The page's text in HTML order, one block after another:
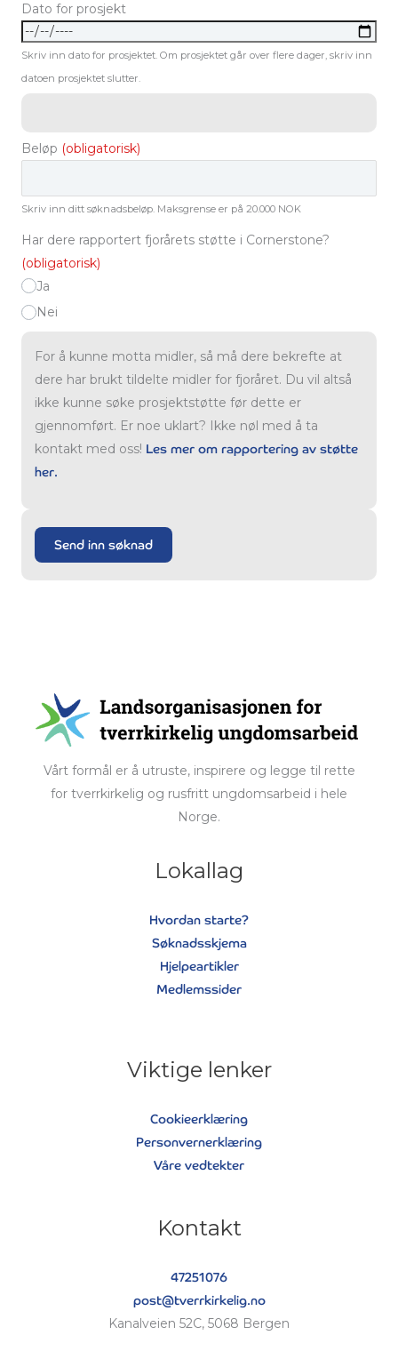
Dato for prosjekt
Skriv inn dato for prosjektet. Om prosjektet går over flere dager, skriv inn
datoen prosjektet slutter.
Beløp (obligatorisk)
Skriv inn ditt søknadsbeløp. Maksgrense er på 20.000 NOK
Har dere rapportert fjorårets støtte i Cornerstone?
(obligatorisk)
Ja
Nei
For å kunne motta midler, så må dere bekrefte at
dere har brukt tildelte midler for fjoråret. Du vil altså
ikke kunne søke prosjektstøtte før dette er
gjennomført. Er noe uklart? Ikke nøl med å ta
kontakt med oss! Les mer om rapportering av støtte
her.
Send inn søknad
Vårt formål er å utruste, inspirere og legge til rette
for tverrkirkelig og rusfritt ungdomsarbeid i hele
Norge.
Lokallag
Hvordan starte?
Søknadsskjema
Hjelpeartikler
Medlemssider
Viktige lenker
Cookieerklæring
Personvernerklæring
Våre vedtekter
Kontakt
47251076
post@tverrkirkelig.no
Kanalveien 52C, 5068 Bergen